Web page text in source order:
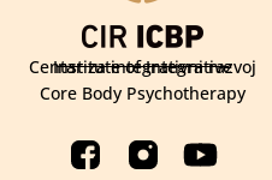
Centar za integrativni razvoj
Institute of Integrative
Core Body Psychotherapy